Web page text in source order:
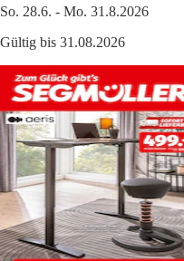
So. 28.6. - Mo. 31.8.2026
Gültig bis 31.08.2026